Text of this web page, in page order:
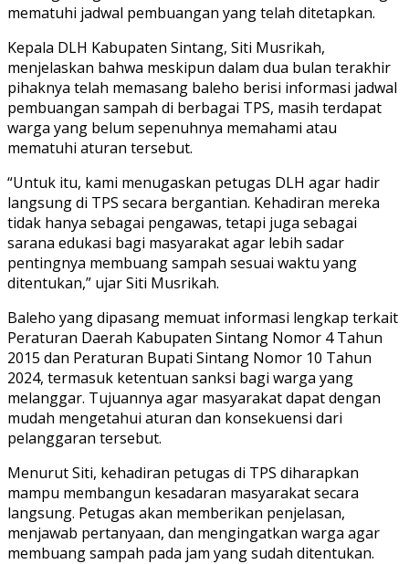
mematuhi jadwal pembuangan yang telah ditetapkan.
Kepala DLH Kabupaten Sintang, Siti Musrikah,
menjelaskan bahwa meskipun dalam dua bulan terakhir
pihaknya telah memasang baleho berisi informasi jadwal
pembuangan sampah di berbagai TPS, masih terdapat
warga yang belum sepenuhnya memahami atau
mematuhi aturan tersebut.
“Untuk itu, kami menugaskan petugas DLH agar hadir
langsung di TPS secara bergantian. Kehadiran mereka
tidak hanya sebagai pengawas, tetapi juga sebagai
sarana edukasi bagi masyarakat agar lebih sadar
pentingnya membuang sampah sesuai waktu yang
ditentukan,” ujar Siti Musrikah.
Baleho yang dipasang memuat informasi lengkap terkait
Peraturan Daerah Kabupaten Sintang Nomor 4 Tahun
2015 dan Peraturan Bupati Sintang Nomor 10 Tahun
2024, termasuk ketentuan sanksi bagi warga yang
melanggar. Tujuannya agar masyarakat dapat dengan
mudah mengetahui aturan dan konsekuensi dari
pelanggaran tersebut.
Menurut Siti, kehadiran petugas di TPS diharapkan
mampu membangun kesadaran masyarakat secara
langsung. Petugas akan memberikan penjelasan,
menjawab pertanyaan, dan mengingatkan warga agar
membuang sampah pada jam yang sudah ditentukan.